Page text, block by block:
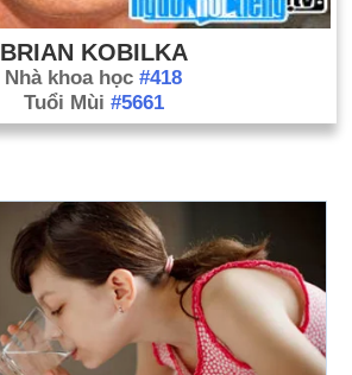
BRIAN KOBILKA
Nhà khoa học #418
Tuổi Mùi #5661